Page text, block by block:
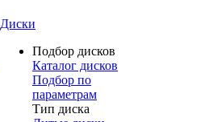
Диски
Подбор дисков
Каталог дисков
Подбор по
параметрам
Тип диска